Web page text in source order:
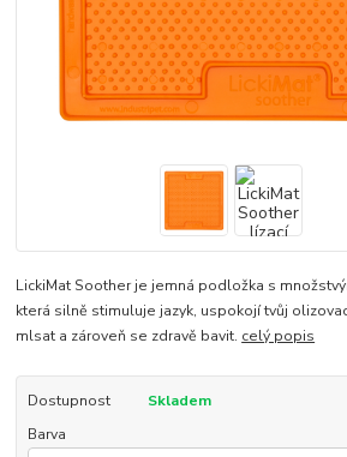
LickiMat Soother je jemná podložka s
která silně stimuluje jazyk, uspokojí tvůj
mlsat a zároveň se zdravě bavit. celý popis
Dostupnost
Skladem
Barva